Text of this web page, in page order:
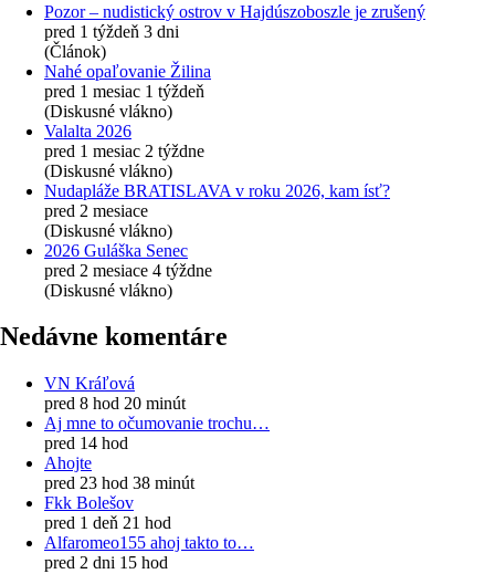
Pozor – nudistický ostrov v Hajdúszoboszle je zrušený
pred 1 týždeň 3 dni
(Článok)
Nahé opaľovanie Žilina
pred 1 mesiac 1 týždeň
(Diskusné vlákno)
Valalta 2026
pred 1 mesiac 2 týždne
(Diskusné vlákno)
Nudapláže BRATISLAVA v roku 2026, kam ísť?
pred 2 mesiace
(Diskusné vlákno)
2026 Guláška Senec
pred 2 mesiace 4 týždne
(Diskusné vlákno)
Nedávne komentáre
VN Kráľová
pred 8 hod 20 minút
Aj mne to očumovanie trochu…
pred 14 hod
Ahojte
pred 23 hod 38 minút
Fkk Bolešov
pred 1 deň 21 hod
Alfaromeo155 ahoj takto to…
pred 2 dni 15 hod